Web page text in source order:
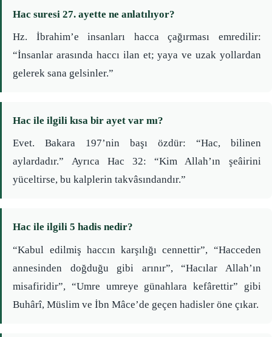
Hac suresi 27. ayette ne anlatılıyor?
Hz. İbrahim’e insanları hacca çağırması emredilir:
“İnsanlar arasında haccı ilan et; yaya ve uzak yollardan
gelerek sana gelsinler.”
Hac ile ilgili kısa bir ayet var mı?
Evet. Bakara 197’nin başı özdür: “Hac, bilinen
aylardadır.” Ayrıca Hac 32: “Kim Allah’ın şeâirini
yüceltirse, bu kalplerin takvâsındandır.”
Hac ile ilgili 5 hadis nedir?
“Kabul edilmiş haccın karşılığı cennettir”, “Hacceden
annesinden doğduğu gibi arınır”, “Hacılar Allah’ın
misafiridir”, “Umre umreye günahlara kefârettir” gibi
Buhârî, Müslim ve İbn Mâce’de geçen hadisler öne çıkar.